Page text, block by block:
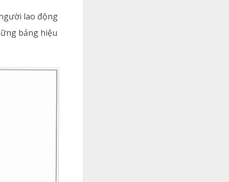
lao động
bảng hiệu